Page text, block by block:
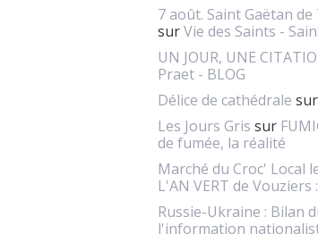
7 août. Saint Gaëtan
surVie des Saints -
UN JOUR, UNE
Praet - BLOG
Délice de cathédrale sur
Les Jours Gris sur
de fumée, la réalité
Marché du Croc' Local
L'AN VERT de Vouziers
Russie-Ukraine : Bilan
l'information